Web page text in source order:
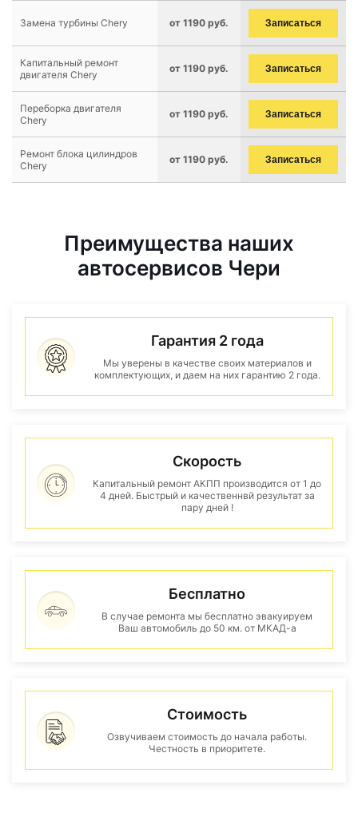
Замена турбины Chery от 1190 руб. Записаться
Капитальный ремонт
двигателя Chery
от 1190 руб. Записаться
Переборка двигателя
Chery
от 1190 руб. Записаться
Ремонт блока цилиндров
Chery
от 1190 руб. Записаться
Преимущества наших
автосервисов Чери
Гарантия 2 года
Мы уверены в качестве своих материалов и
комплектующих, и даем на них гарантию 2 года.
Скорость
Капитальный ремонт АКПП производится от 1 до
4 дней. Быстрый и качественнвй результат за
пару дней !
Бесплатно
В случае ремонта мы бесплатно эвакуируем
Ваш автомобиль до 50 км. от МКАД-а
Стоимость
Озвучиваем стоимость до начала работы.
Честность в приоритете.